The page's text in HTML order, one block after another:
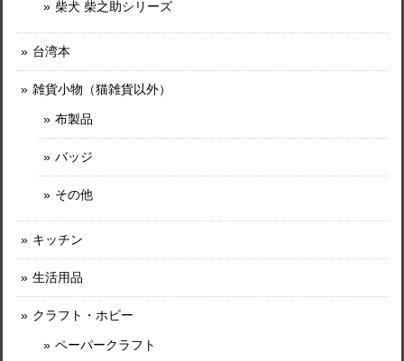
柴犬 柴之助シリーズ
台湾本
雑貨小物（猫雑貨以外）
布製品
バッジ
その他
キッチン
生活用品
クラフト・ホビー
ペーパークラフト